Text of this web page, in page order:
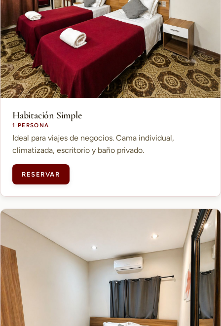
Habitación Simple
1 PERSONA
Ideal para viajes de negocios. Cama individual,
climatizada, escritorio y baño privado.
RESERVAR